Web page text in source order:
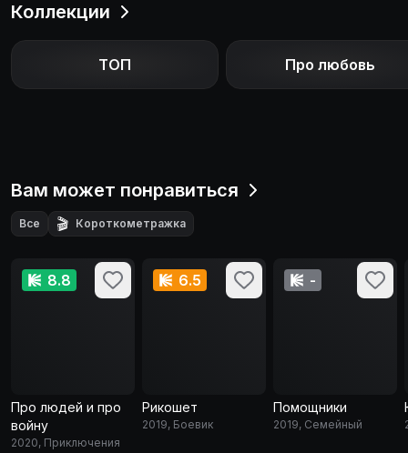
Коллекции
ТОП Про любовь
Вам может понравиться
Все 🎬 Короткометражка
8.8
Про людей и про
войну
2020, Приключения
6.5
Рикошет
2019, Боевик
-
Помощники
2019, Семейный